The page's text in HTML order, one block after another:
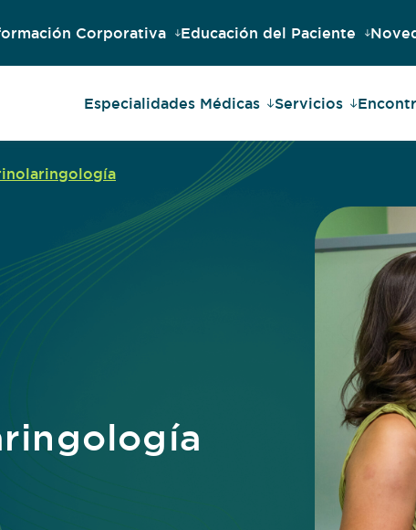
Corporativa Educación del Paciente
Especialidades Médicas Servicios